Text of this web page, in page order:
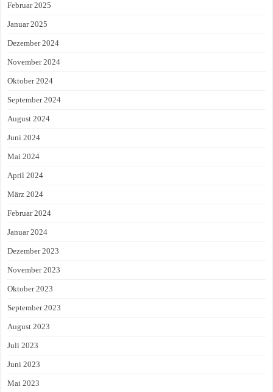
Februar 2025
Januar 2025
Dezember 2024
November 2024
Oktober 2024
September 2024
August 2024
Juni 2024
Mai 2024
April 2024
März 2024
Februar 2024
Januar 2024
Dezember 2023
November 2023
Oktober 2023
September 2023
August 2023
Juli 2023
Juni 2023
Mai 2023